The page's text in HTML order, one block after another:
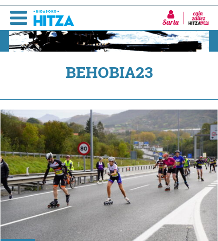
Sartu
BEHOBIA23